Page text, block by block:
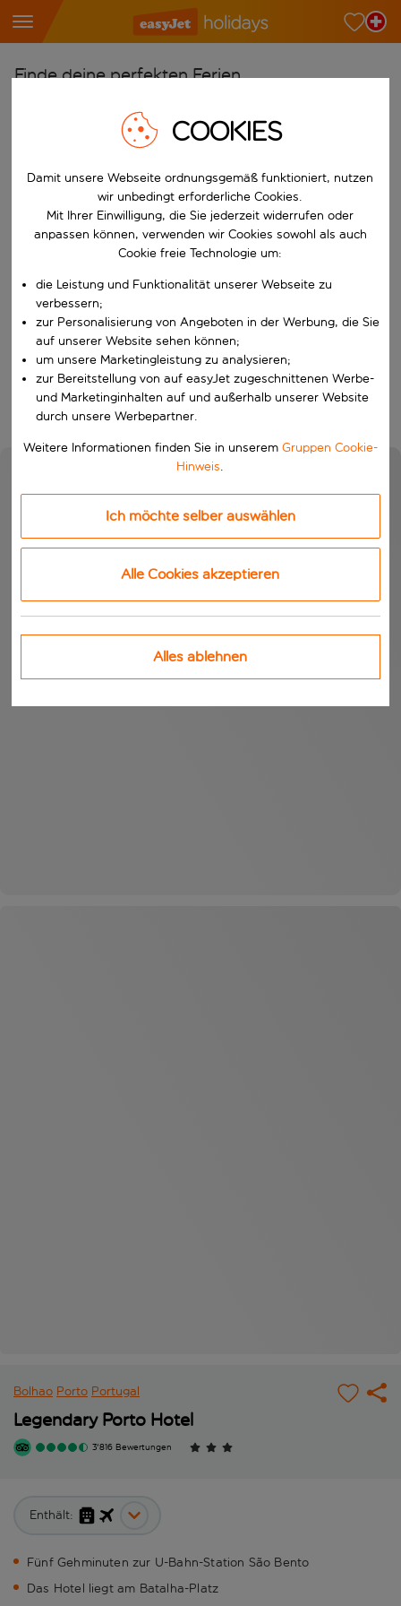
Finde deine perfekten Ferien
Beginne mit der Eingabe für die automatische
Wähle deine Flughäfen
Beginne mit der Eingabe für die automatische
Reiseziele finden
Nach
W&auml;hle ein Ab- und R&uuml;ckflugdatum aus.
Wähle deine Reisedaten
Wann
Wer
Suchen
Bolhao Porto Portugal
Legendary Porto Hotel
3'816 Bewertungen
Enthält:
Fünf Gehminuten zur U-Bahn-Station São Bento
Das Hotel liegt am Batalha-Platz
COOKIES
Damit unsere Webseite ordnungsgemäß funktioniert, nutzen
wir unbedingt erforderliche Cookies.
Mit Ihrer Einwilligung, die Sie jederzeit widerrufen oder
anpassen können, verwenden wir Cookies sowohl als auch
Cookie freie Technologie um:
die Leistung und Funktionalität unserer Webseite zu
verbessern;
zur Personalisierung von Angeboten in der Werbung, die Sie
auf unserer Website sehen können;
um unsere Marketingleistung zu analysieren;
zur Bereitstellung von auf easyJet zugeschnittenen Werbe-
und Marketinginhalten auf und außerhalb unserer Website
durch unsere Werbepartner.
Weitere Informationen finden Sie in unserem Gruppen Cookie-
Hinweis.
Ich möchte selber auswählen
Alle Cookies akzeptieren
Alles ablehnen